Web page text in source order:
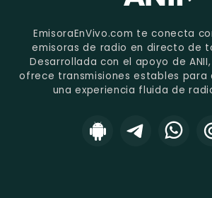
EmisoraEnVivo.com te conecta
emisoras de radio en directo de
Desarrollada con el apoyo de
ofrece transmisiones estables para
una experiencia fluida de